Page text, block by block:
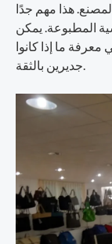
هذا مهم جدًا
المطبوعة. يمكن
ما إذا كانوا
جديرين بالثقة.